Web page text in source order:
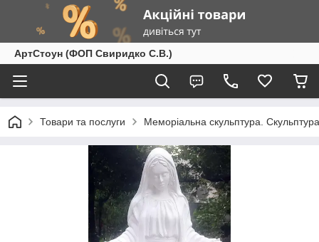
АртСтоун (ФОП Свиридко С.В.)
Товари та послуги Меморіальна скульптура.